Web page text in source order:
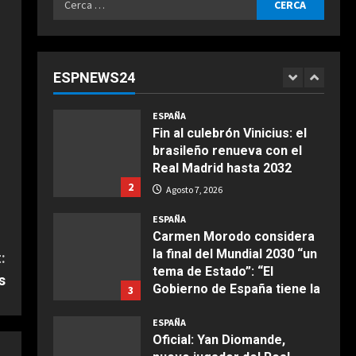
ESPNEWS24
Agosto 7, 2026
1
Agosto 7, 2026
2
ESPAÑA
Fin al culebrón Vinicius: el
brasileño renueva con el
Real Madrid hasta 2032
Agosto 7, 2026
3
ESPAÑA
Carmen Morodo considera
la final del Mundial 2030 “un
tema de Estado”: “El
Gobierno de España tiene la
Agosto 7, 2026
ESPAÑA
Oficial: Yan Diomande,
COCINA
Ensalada de espinacas
deliciosa
Maggio 28, 2026
COCINA
Boquerones fritos en
freidora de aire
Aprile 24, 2026
Buñuelos de alcachofas